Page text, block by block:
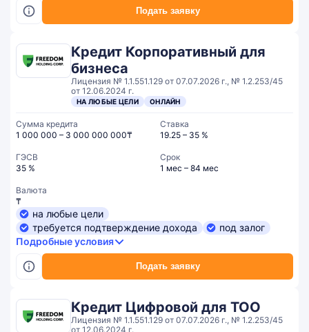
Подать заявку
Кредит Корпоративный для
бизнеса
Лицензия № 1.1.551.129 от 07.07.2026 г., № 1.2.253/45
от 12.06.2024 г.
НА ЛЮБЫЕ ЦЕЛИ ОНЛАЙН
Подать заявку
Сумма кредита
1 000 000 – 3 000 000 000₸
Ставка
19.25 – 35 %
ГЭСВ
35 %
Срок
1 мес – 84 мес
Валюта
₸
на любые цели
требуется подтверждение дохода
под залог
Подробные условия
Кредит Цифровой для ТОО
Лицензия № 1.1.551.129 от 07.07.2026 г., № 1.2.253/45
от 12.06.2024 г.